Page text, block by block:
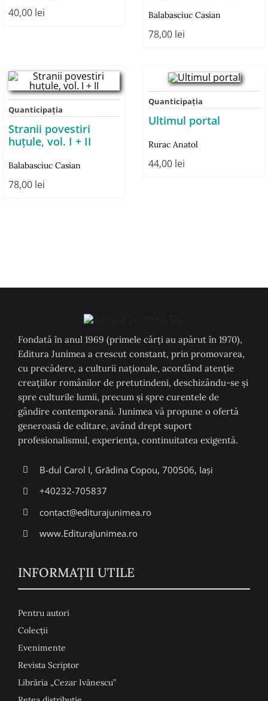
40,00 lei Balabasciuc Casian
78,00 lei
Quanticipaţia
Stranii povestiri
huțule, vol. I + II
Balabasciuc Casian
78,00 lei
Quanticipaţia
Ultimul portal
Rurac Anatol
44,00 lei
Fondată în anul 1969 (primele cărți au apărut în 1970),
Editura Junimea a crescut constant, prin promovarea,
cu precădere, a culturii naţionale, acordând atenţie
creaţiilor românilor de pretutindeni, deschizându-se şi
spre culturile lumii, precum şi spre curentele de
gândire contemporană. Junimea vă propune o ofertă
generoasă de editare, având drept suport
profesionalismul, experiența, continuitatea exigentă.
B-dul Carol I, Grădina Copou, 700506, Iași
+40232-705837
contact@editurajunimea.ro
www.EdituraJunimea.ro
INFORMAŢII UTILE
Pentru autori
Colecţii
Evenimente
Revista Scriptor
Librăria „Cezar Ivănescu”